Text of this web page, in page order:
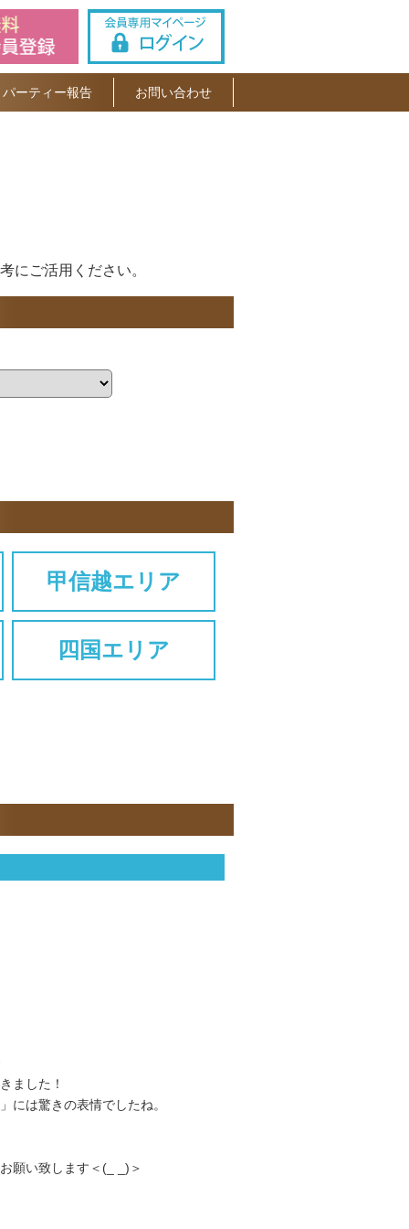
パーティー報告 お問い合わせ
にご活用ください。
甲信越エリア
四国エリア
ました！
には驚きの表情でしたね。
願い致します＜(_ _)＞